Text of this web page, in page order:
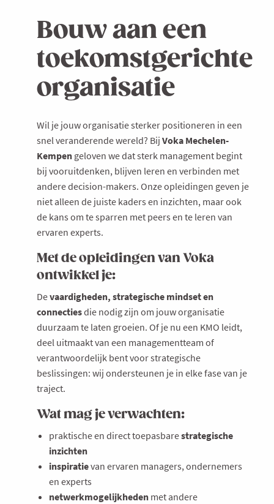
Bouw aan een
toekomstgerichte
organisatie
Wil je jouw organisatie sterker positioneren in een
snel veranderende wereld? Bij Voka Mechelen-
Kempen geloven we dat sterk management begint
bij vooruitdenken, blijven leren en verbinden met
andere decision-makers. Onze opleidingen geven je
niet alleen de juiste kaders en inzichten, maar ook
de kans om te sparren met peers en te leren van
ervaren experts.
Met de opleidingen van Voka
ontwikkel je:
Devaardigheden, strategische mindset en
connectiesdie nodig zijn om jouw organisatie
duurzaam te laten groeien. Of je nu een KMO leidt,
deel uitmaakt van een managementteam of
verantwoordelijk bent voor strategische
beslissingen: wij ondersteunen je in elke fase van je
traject.
Wat mag je verwachten:
praktische en direct toepasbarestrategische
inzichten
inspiratievan ervaren managers, ondernemers
en experts
netwerkmogelijkheden met andere